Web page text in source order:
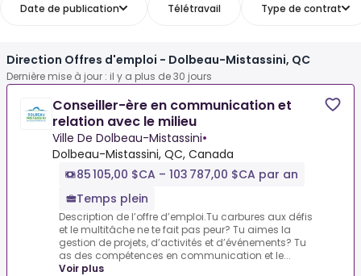
Date de publication Télétravail Type de contrat
Direction Offres d'emploi - Dolbeau-Mistassini, QC
Dernière mise à jour : il y a plus de 30 jours
Conseiller-ère en communication et
relation avec le milieu
Ville De Dolbeau-Mistassini•
Dolbeau-Mistassini, QC, Canada
85 105,00 $CA – 103 787,00 $CA par an
Temps plein
Description de l’offre d’emploi.Tu carbures aux défis
et le multitâche ne te fait pas peur? Tu aimes la
gestion de projets, d’activités et d’événements? Tu
as des compétences en communication et le...
Voir plus